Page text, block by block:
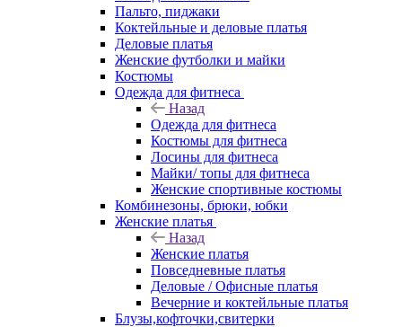
Пальто, пиджаки
Коктейльные и деловые платья
Деловые платья
Женские футболки и майки
Костюмы
Одежда для фитнеса
Назад
Одежда для фитнеса
Костюмы для фитнеса
Лосины для фитнеса
Майки/ топы для фитнеса
Женские спортивные костюмы
Комбинезоны, брюки, юбки
Женские платья
Назад
Женские платья
Повседневные платья
Деловые / Офисные платья
Вечерние и коктейльные платья
Блузы,кофточки,свитерки